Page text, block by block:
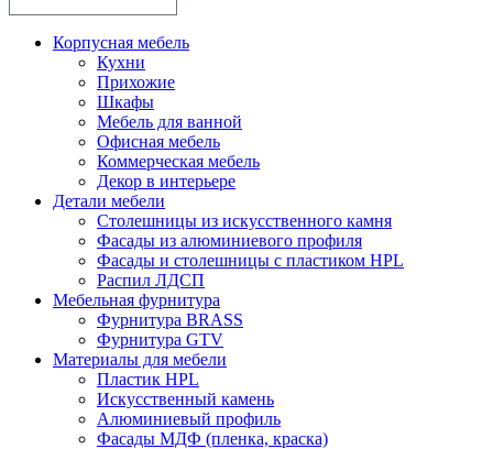
Корпусная мебель
Кухни
Прихожие
Шкафы
Мебель для ванной
Офисная мебель
Коммерческая мебель
Декор в интерьере
Детали мебели
Столешницы из искусственного камня
Фасады из алюминиевого профиля
Фасады и столешницы с пластиком HPL
Распил ЛДСП
Мебельная фурнитура
Фурнитура BRASS
Фурнитура GTV
Материалы для мебели
Пластик HPL
Искусственный камень
Алюминиевый профиль
Фасады МДФ (пленка, краска)